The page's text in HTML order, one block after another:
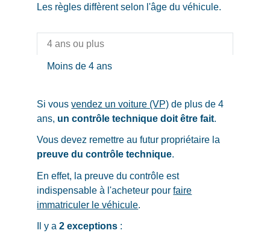
Les règles diffèrent selon l'âge du véhicule.
4 ans ou plus
Moins de 4 ans
Si vousvendez un voiture (VP) de plus de 4
ans, un contrôle technique doit être fait.
Vous devez remettre au futur propriétaire la
preuve du contrôle technique.
En effet, la preuve du contrôle est
indispensable à l'acheteur pourfaire
immatriculer le véhicule.
Il y a2 exceptions :